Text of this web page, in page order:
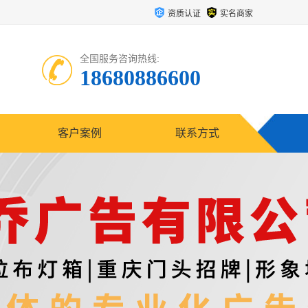
资质认证 实名商家
全国服务咨询热线:
18680886600
客户案例 联系方式